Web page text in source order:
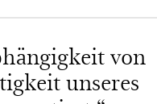
von
unseres